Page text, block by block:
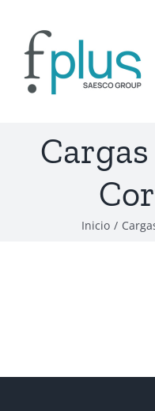
contenido
Inicio /